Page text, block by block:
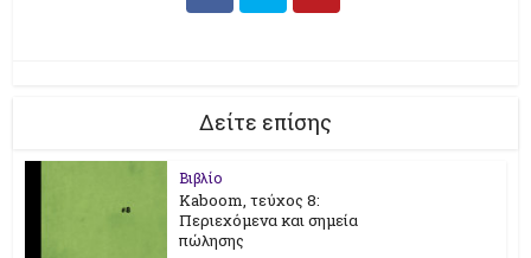
Δείτε επίσης
Βιβλίο
Kaboom, τεύχος 8:
Περιεχόμενα και σημεία
πώλησης